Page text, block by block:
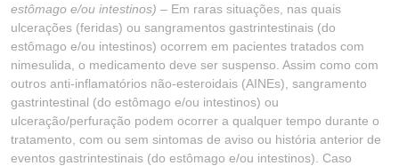
estômago e/ou intestinos) – Em raras situações, nas quais
ulcerações (feridas) ou sangramentos gastrintestinais (do
estômago e/ou intestinos) ocorrem em pacientes tratados com
nimesulida, o medicamento deve ser suspenso. Assim como com
outros anti-inflamatórios não-esteroidais (AINEs), sangramento
gastrintestinal (do estômago e/ou intestinos) ou
ulceração/perfuração podem ocorrer a qualquer tempo durante o
tratamento, com ou sem sintomas de aviso ou história anterior de
eventos gastrintestinais (do estômago e/ou intestinos). Caso